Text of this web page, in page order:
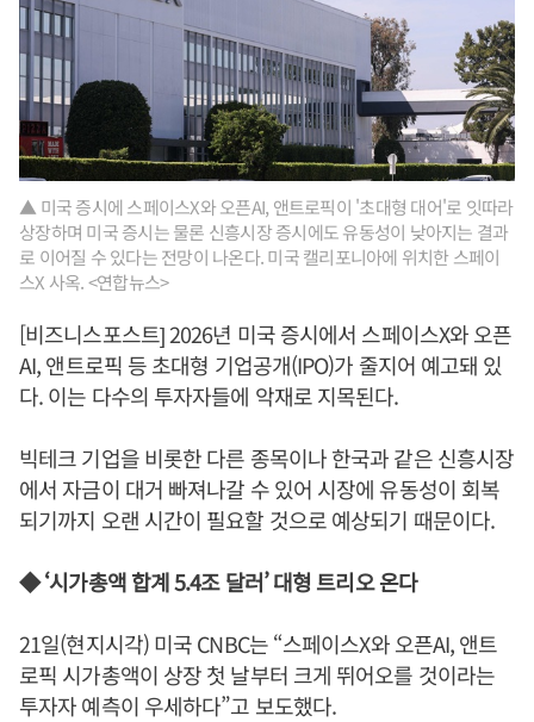
▲ 미국 증시에 스페이스X와 오픈AI, 앤트로픽이 '초대형 대어'로 잇따라
상장하며 미국 증시는 물론 신흥시장 증시에도 유동성이 낮아지는 결과
로 이어질 수 있다는 전망이 나온다. 미국 캘리포니아에 위치한 스페이
스X 사옥. <연합뉴스>
[비즈니스포스트] 2026년 미국 증시에서 스페이스X와 오픈
AI, 앤트로픽 등 초대형 기업공개(IPO)가 줄지어 예고돼 있
다. 이는 다수의 투자자들에 악재로 지목된다.
빅테크 기업을 비롯한 다른 종목이나 한국과 같은 신흥시장
에서 자금이 대거 빠져나갈 수 있어 시장에 유동성이 회복
되기까지 오랜 시간이 필요할 것으로 예상되기 때문이다.
◆ ‘시가총액 합계 5.4조 달러’ 대형 트리오 온다
21일(현지시각) 미국 CNBC는 “스페이스X와 오픈AI, 앤트
로픽 시가총액이 상장 첫 날부터 크게 뛰어오를 것이라는
투자자 예측이 우세하다”고 보도했다.